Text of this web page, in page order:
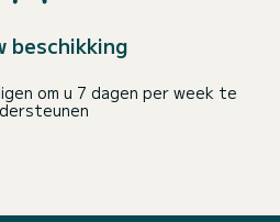
beschikking
om u 7 dagen per week te